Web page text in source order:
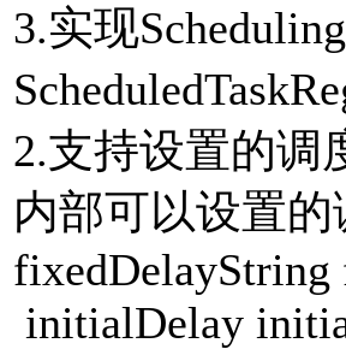
3.实现
2.支持设置的调
内部可以设置
fixedDelayString
initialDelay